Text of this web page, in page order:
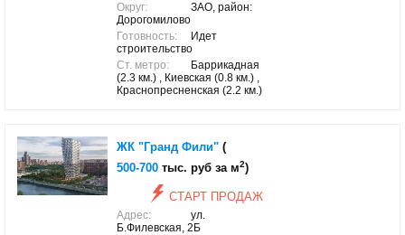
Округ:
ЗАО, район:
Дорогомилово
Готовность:
Идет
строительство
Ст. метро:
Баррикадная
(2.3 км.) , Киевская (0.8 км.) ,
Краснопресненская (2.2 км.)
ЖК "Гранд Фили" (
500-700 тыс. руб за м2)
СТАРТ ПРОДАЖ
Адрес:
ул.
Б.Филевская, 2Б